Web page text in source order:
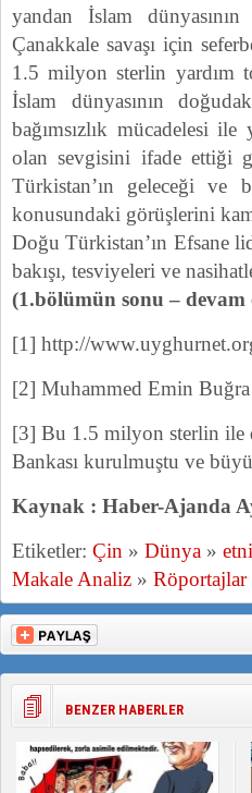
yandan İslam
Çanakkale savaşı için
1.5 milyon sterlin yardım
İslam dünyasının
bağımsızlık mücadelesi
olan sevgisini ifade ettiği
Türkistan’ın geleceği ve
konusundaki görüşlerini
Doğu Türkistan’ın Efsane
bakışı, tesviyeleri ve
(1.bölümün sonu – devam
[1] http://
[2] Muhammed Emin
[3] Bu 1.5 milyon sterlin ile
Bankası kurulmuştu ve
Kaynak : Haber-Ajanda
Etiketler: Çin » Dünya »
Makale Analiz » Röportajlar
BENZER HABERLER